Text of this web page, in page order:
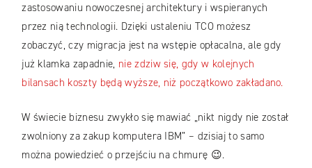
zastosowaniu nowoczesnej architektury i wspieranych
przez nią technologii. Dzięki ustaleniu TCO możesz
zobaczyć, czy migracja jest na wstępie opłacalna, ale gdy
już klamka zapadnie, nie zdziw się, gdy w kolejnych
bilansach koszty będą wyższe, niż początkowo zakładano.
W świecie biznesu zwykło się mawiać „nikt nigdy nie został
zwolniony za zakup komputera IBM” – dzisiaj to samo
można powiedzieć o przejściu na chmurę 😉.